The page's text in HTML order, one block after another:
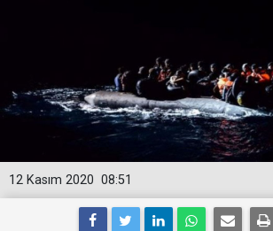
08:51
12 Kasım 2020